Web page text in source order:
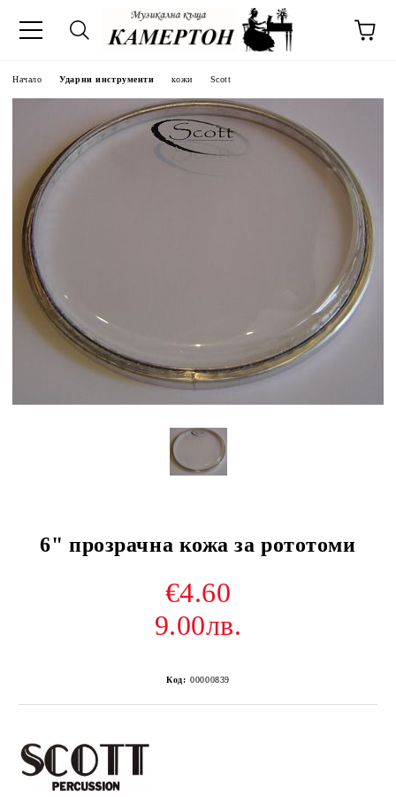
Начало Ударни инструменти кожи Scott
6" прозрачна кожа за рототоми
€4.60
9.00лв.
Код: 00000839